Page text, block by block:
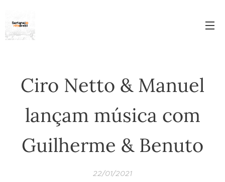
Ciro Netto & Manuel
lançam música com
Guilherme & Benuto
22/01/2021